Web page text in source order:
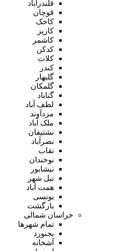
قلندرآباد
قوچان
کاخک
کاریز
کاشمر
کدکن
کلات
کندر
گلبهار
گلمکان
گناباد
لطف آباد
مزدآوند
ملک آباد
نشتیفان
نصرآباد
نقاب
نوخندان
نیشابور
نیل شهر
همت آباد
یونسی
بازگشت
خراسان شمالی
تمام شهر‌ها
بجنورد
آشخانه